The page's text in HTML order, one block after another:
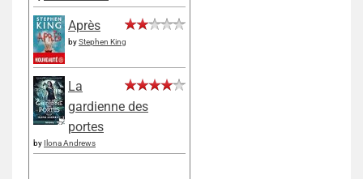
Après
byStephen King
La
gardienne des
portes
by Ilona Andrews